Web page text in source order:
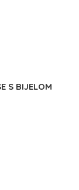
S BIJELOM